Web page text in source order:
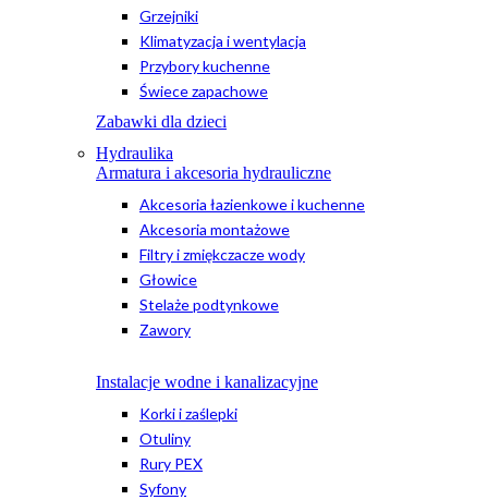
Grzejniki
Klimatyzacja i wentylacja
Przybory kuchenne
Świece zapachowe
Zabawki dla dzieci
Hydraulika
Armatura i akcesoria hydrauliczne
Akcesoria łazienkowe i kuchenne
Akcesoria montażowe
Filtry i zmiękczacze wody
Głowice
Stelaże podtynkowe
Zawory
Instalacje wodne i kanalizacyjne
Korki i zaślepki
Otuliny
Rury PEX
Syfony